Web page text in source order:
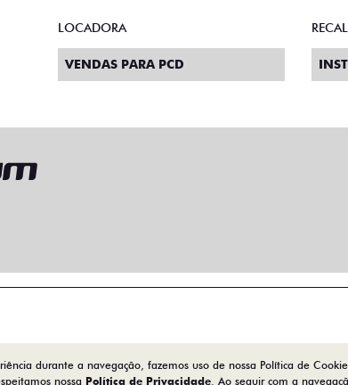
LOCADORA
VENDAS PARA PCD
durante a navegação, fazemos uso de nossa Política de
nossa Política de Privacidade. Ao seguir com a